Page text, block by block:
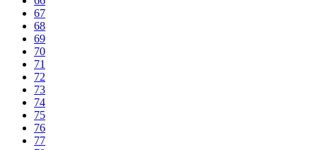
67
68
69
70
71
72
73
74
75
76
77